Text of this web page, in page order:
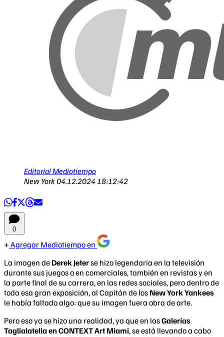
Editorial Mediotiempo
New York04.12.2024 18:12:42
0
Agregar Mediotiempo en
La imagen de Derek Jeterse hizo legendaria en la televisión
durante sus juegos o en comerciales, también en revistas y en
la parte final de su carrera, en las redes sociales, pero dentro de
toda esa gran exposición, al Capitán de los New York Yankees
le había faltado algo: que su imagen fuera obra de arte.
Pero eso ya se hizo una realidad, ya que en lasGalerías
Taglialatella en CONTEXT Art Miami, se está llevando a cabo